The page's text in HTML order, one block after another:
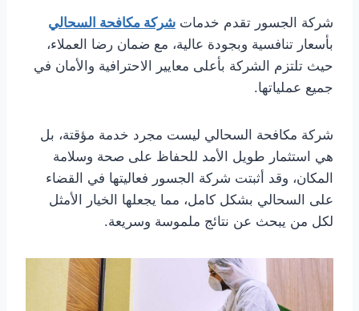
شركة الجسور تقدم خدمات شركة مكافحة السحالي
بأسعار تنافسية وبجودة عالية، مع ضمان رضا العملاء،
حيث تلتزم الشركة بأعلى معايير الاحترافية والأمان في
جميع عملياتها.
شركة مكافحة السحالي ليست مجرد خدمة مؤقتة، بل
هي استثمار طويل الأمد للحفاظ على صحة وسلامة
المكان، وقد أثبتت شركة الجسور فعاليتها في القضاء
على السحالي بشكل كامل، مما يجعلها الخيار الأمثل
لكل من يبحث عن نتائج ملموسة وسريعة.